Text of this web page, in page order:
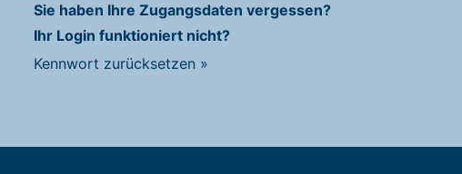
Sie haben Ihre Zugangsdaten vergessen?
Ihr Login funktioniert nicht?
Kennwort zurücksetzen »